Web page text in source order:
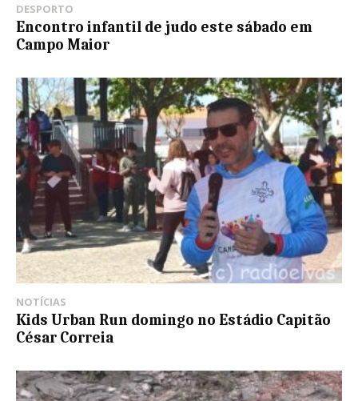
DESPORTO
Encontro infantil de judo este sábado em
Campo Maior
NOTÍCIAS
Kids Urban Run domingo no Estádio Capitão
César Correia